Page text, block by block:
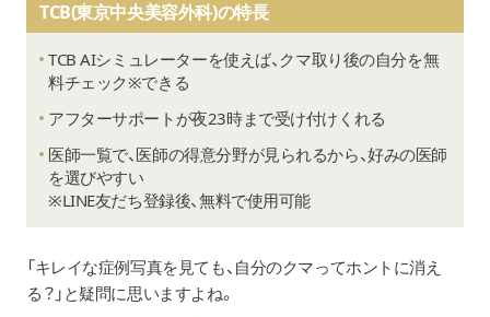
TCB(東京中央美容外科)の特長
TCB AIシミュレーターを使えば、クマ取り後の自分を無
料チェック※できる
アフターサポートが夜23時まで受け付けくれる
医師一覧で、医師の得意分野が見られるから、好みの医師
を選びやすい
※LINE友だち登録後、無料で使用可能
「キレイな症例写真を見ても、自分のクマってホントに消え
る？」と疑問に思いますよね。